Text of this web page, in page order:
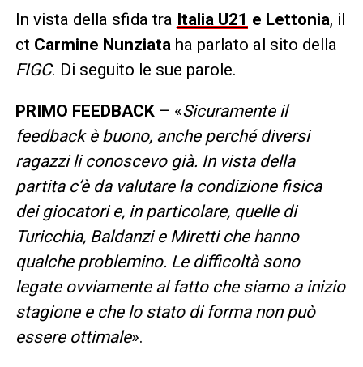
In vista della sfida tra Italia U21 e Lettonia, il
ct Carmine Nunziata ha parlato al sito della
FIGC. Di seguito le sue parole.
PRIMO FEEDBACK– «Sicuramente il
feedback è buono, anche perché diversi
ragazzi li conoscevo già. In vista della
partita c’è da valutare la condizione fisica
dei giocatori e, in particolare, quelle di
Turicchia, Baldanzi e Miretti che hanno
qualche problemino. Le difficoltà sono
legate ovviamente al fatto che siamo a inizio
stagione e che lo stato di forma non può
essere ottimale».